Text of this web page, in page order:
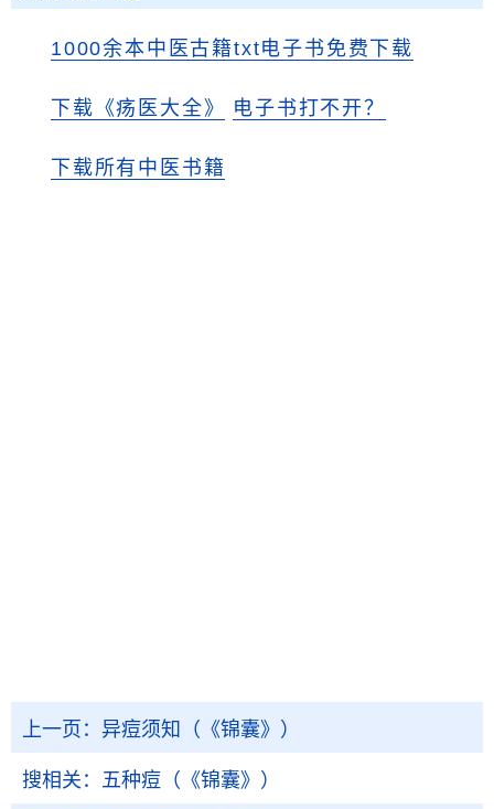
1000余本中医古籍txt电子书免费下载
下载《疡医大全》 电子书打不开？
下载所有中医书籍
上一页： 异痘须知（《锦囊》）
搜相关： 五种痘（《锦囊》）